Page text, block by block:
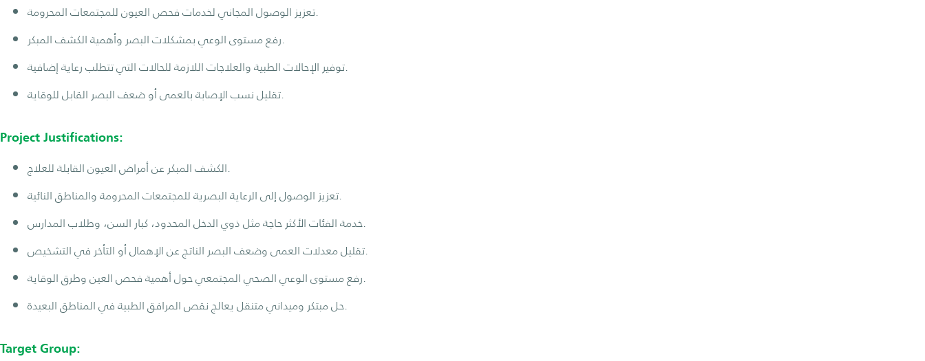
تعزيز الوصول المجاني لخدمات فحص العيون للمجتمعات المحرومة.
رفع مستوى الوعي بمشكلات البصر وأهمية الكشف المبكر.
توفير الإحالات الطبية والعلاجات اللازمة للحالات التي تتطلب رعاية إضافية.
تقليل نسب الإصابة بالعمى أو ضعف البصر القابل للوقاية.
Project Justifications:
الكشف المبكر عن أمراض العيون القابلة للعلاج.
تعزيز الوصول إلى الرعاية البصرية للمجتمعات المحرومة والمناطق النائية.
خدمة الفئات الأكثر حاجة مثل ذوي الدخل المحدود، كبار السن، وطلاب المدارس.
تقليل معدلات العمى وضعف البصر الناتج عن الإهمال أو التأخر في التشخيص.
رفع مستوى الوعي الصحي المجتمعي حول أهمية فحص العين وطرق الوقاية.
حل مبتكر وميداني متنقل يعالج نقص المرافق الطبية في المناطق البعيدة.
Target Group: